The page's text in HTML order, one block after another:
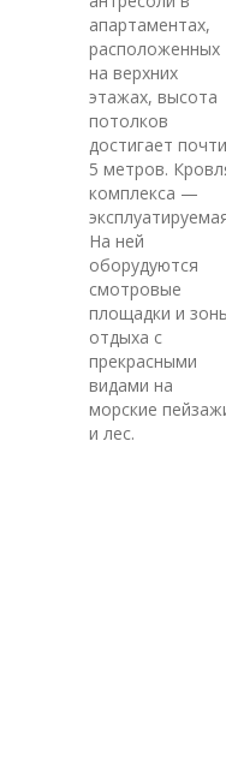
апартаментах,
расположенных
на верхних
этажах, высота
потолков
достигает почти
5 метров.
комплекса —
На ней
оборудуются
смотровые
площадки и
отдыха с
прекрасными
видами на
морские
и лес.